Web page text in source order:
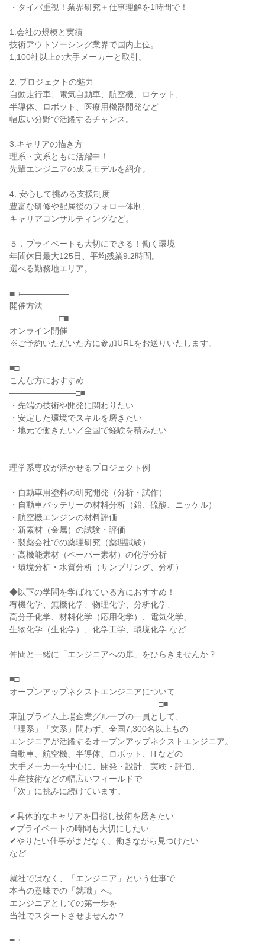
・タイパ重視！業界研究＋仕事理解を1時間で！
1.会社の規模と実績
技術アウトソーシング業界で国内上位。
1,100社以上の大手メーカーと取引。
2. プロジェクトの魅力
自動走行車、電気自動車、航空機、ロケット、
半導体、ロボット、医療用機器開発など
幅広い分野で活躍するチャンス。
3.キャリアの描き方
理系・文系ともに活躍中！
先輩エンジニアの成長モデルを紹介。
4. 安心して挑める支援制度
豊富な研修や配属後のフォロー体制、
キャリアコンサルティングなど。
５．プライベートも大切にできる！働く環境
年間休日最大125日、平均残業9.2時間。
選べる勤務地エリア。
■□――――――
開催方法
――――――□■
オンライン開催
※ご予約いただいた方に参加URLをお送りいたします。
■□――――――――
こんな方におすすめ
――――――――□■
・先端の技術や開発に関わりたい
・安定した環境でスキルを磨きたい
・地元で働きたい／全国で経験を積みたい
―――――――――――――――――――――――
理学系専攻が活かせるプロジェクト例
―――――――――――――――――――――――
・自動車用塗料の研究開発（分析・試作）
・自動車バッテリーの材料分析（鉛、硫酸、ニッケル）
・航空機エンジンの材料評価
・新素材（金属）の試験・評価
・製薬会社での薬理研究（薬理試験）
・高機能素材（ペーパー素材）の化学分析
・環境分析・水質分析（サンプリング、分析）
◆以下の学問を学ばれている方におすすめ！
有機化学、無機化学、物理化学、分析化学、
高分子化学、材料化学（応用化学）、電気化学、
生物化学（生化学）、化学工学、環境化学 など
仲間と一緒に「エンジニアへの扉」をひらきませんか？
■□――――――――――――――――――
オープンアップネクストエンジニアについて
――――――――――――――――――□■
東証プライム上場企業グループの一員として、
「理系」「文系」問わず、全国7,300名以上もの
エンジニアが活躍するオープンアップネクストエンジニア。
自動車、航空機、半導体、ロボット、ITなどの
大手メーカーを中心に、開発・設計、実験・評価、
生産技術などの幅広いフィールドで
「次」に挑みに続けています。
✔具体的なキャリアを目指し技術を磨きたい
✔プライベートの時間も大切にしたい
✔やりたい仕事がまだなく、働きながら見つけたい
など
就社ではなく、「エンジニア」という仕事で
本当の意味での「就職」へ。
エンジニアとしての第一歩を
当社でスタートさせませんか？